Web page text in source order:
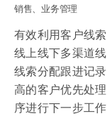
销售、业务管理
有效利用客户线
线上线下多渠道
线索分配跟进记
高的客户优先处
序进行下一步工